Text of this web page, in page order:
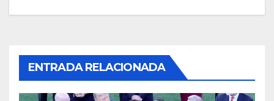
ENTRADA RELACIONADA